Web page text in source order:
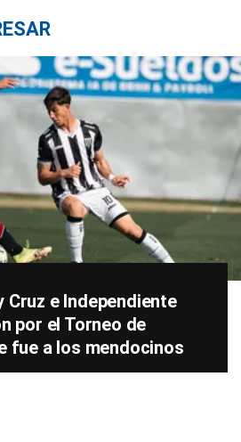
Cruz e Independiente
por el Torneo de
fue a los mendocinos